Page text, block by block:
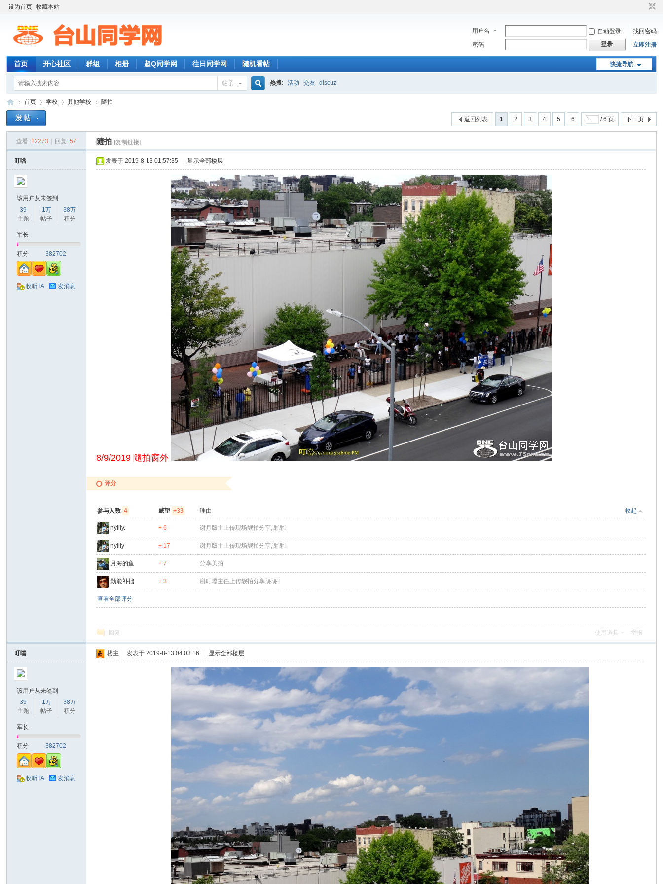
设为首页 收藏本站
用户名 自动登录
找回密码
密码
登录 立即注册
快捷导航
首页 开心社区 群组 相册 超Q同学网 往日同学网 随机看帖
帖子 热搜: 活动 交友 discuz
»
首页
›
学校
›
其他学校 隨拍
1 2 3 4 5 6 / 6 页 下一页
返回列表
查看: 12273 回复: 57 隨拍 [复制链接]
叮噹
该用户从未签到
39
主题
1万
帖子
38万
积分
军长
积分 382702
收听TA 发消息
发表于 2019-8-13 01:57:35 显示全部楼层
8/9/2019 隨拍窗外
评分
参与人数 4 威望 +33 收起
理由
nylily. + 6 谢月版主上传现场靓拍分享,谢谢!
nylily + 17 谢月版主上传现场靓拍分享,谢谢!
月海的鱼 + 7 分享美拍
勤能补拙 + 3 谢叮噹主任上传靓拍分享,谢谢!
查看全部评分
回复 使用道具 举报
叮噹
该用户从未签到
39
主题
1万
帖子
38万
积分
军长
积分 382702
收听TA 发消息
楼主 发表于 2019-8-13 04:03:16 显示全部楼层